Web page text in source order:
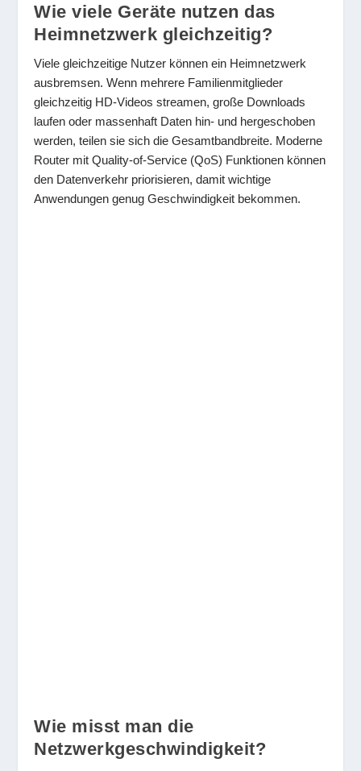
Wie viele Geräte nutzen das
Heimnetzwerk gleichzeitig?
Viele gleichzeitige Nutzer können ein Heimnetzwerk
ausbremsen. Wenn mehrere Familienmitglieder
gleichzeitig HD-Videos streamen, große Downloads
laufen oder massenhaft Daten hin- und hergeschoben
werden, teilen sie sich die Gesamtbandbreite. Moderne
Router mit Quality-of-Service (QoS) Funktionen können
den Datenverkehr priorisieren, damit wichtige
Anwendungen genug Geschwindigkeit bekommen.
Wie misst man die
Netzwerkgeschwindigkeit?